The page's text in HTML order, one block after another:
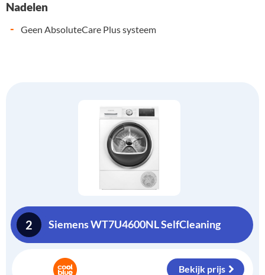
Nadelen
- Geen AbsoluteCare Plus systeem
2 Siemens WT7U4600NL SelfCleaning
Bekijk prijs